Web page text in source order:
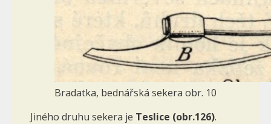
Bradatka, bednářská sekera obr. 10
Jiného druhu sekera je Teslice (obr.126).